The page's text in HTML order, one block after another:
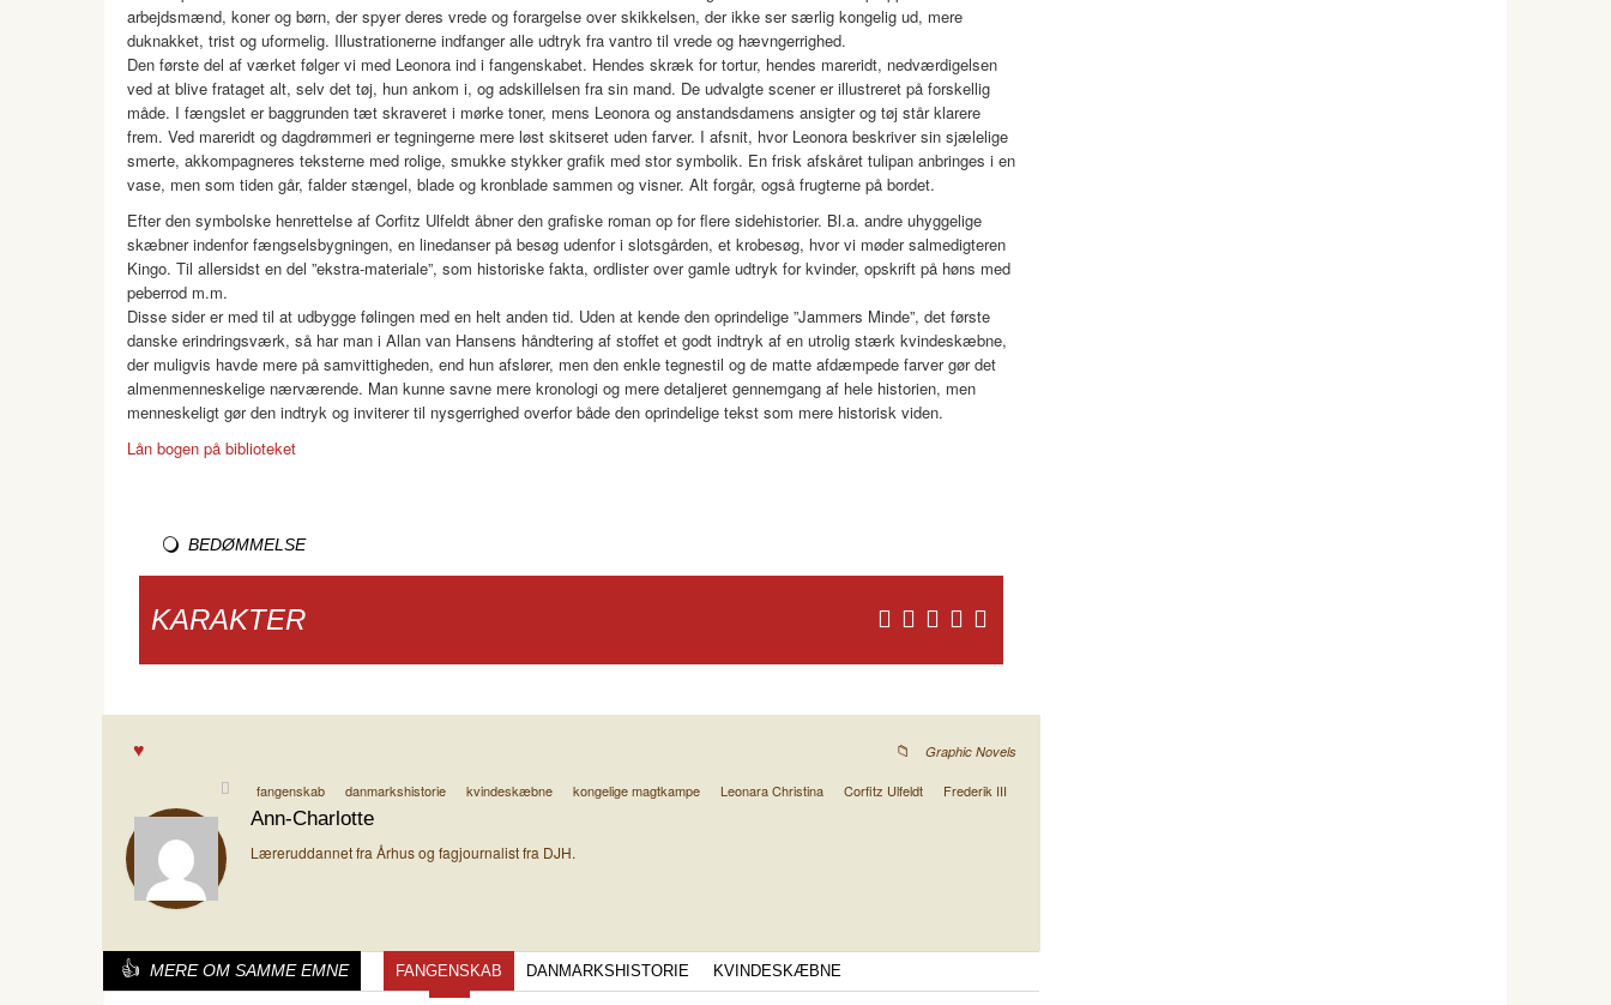
arbejdsmænd, koner og børn, der spyer deres vrede og forargelse over skikkelsen, der ikke ser særlig kongelig ud, mere
duknakket, trist og uformelig. Illustrationerne indfanger alle udtryk fra vantro til vrede og hævngerrighed.
Den første del af værket følger vi med Leonora ind i fangenskabet. Hendes skræk for tortur, hendes mareridt, nedværdigelsen
ved at blive frataget alt, selv det tøj, hun ankom i, og adskillelsen fra sin mand. De udvalgte scener er illustreret på forskellig
måde. I fængslet er baggrunden tæt skraveret i mørke toner, mens Leonora og anstandsdamens ansigter og tøj står klarere
frem. Ved mareridt og dagdrømmeri er tegningerne mere løst skitseret uden farver. I afsnit, hvor Leonora beskriver sin sjælelige
smerte, akkompagneres teksterne med rolige, smukke stykker grafik med stor symbolik. En frisk afskåret tulipan anbringes i en
vase, men som tiden går, falder stængel, blade og kronblade sammen og visner. Alt forgår, også frugterne på bordet.
Efter den symbolske henrettelse af Corfitz Ulfeldt åbner den grafiske roman op for flere sidehistorier. Bl.a. andre uhyggelige
skæbner indenfor fængselsbygningen, en linedanser på besøg udenfor i slotsgården, et krobesøg, hvor vi møder salmedigteren
Kingo. Til allersidst en del ”ekstra-materiale”, som historiske fakta, ordlister over gamle udtryk for kvinder, opskrift på høns med
peberrod m.m.
Disse sider er med til at udbygge følingen med en helt anden tid. Uden at kende den oprindelige ”Jammers Minde”, det første
danske erindringsværk, så har man i Allan van Hansens håndtering af stoffet et godt indtryk af en utrolig stærk kvindeskæbne,
der muligvis havde mere på samvittigheden, end hun afslører, men den enkle tegnestil og de matte afdæmpede farver gør det
almenmenneskelige nærværende. Man kunne savne mere kronologi og mere detaljeret gennemgang af hele historien, men
menneskeligt gør den indtryk og inviterer til nysgerrighed overfor både den oprindelige tekst som mere historisk viden.
Lån bogen på biblioteket
BEDØMMELSE
KARAKTER
Graphic Novels
fangenskab danmarkshistorie kvindeskæbne kongelige magtkampe Leonara Christina Corfitz Ulfeldt Frederik III
Ann-Charlotte
Læreruddannet fra Århus og fagjournalist fra DJH.
MERE OM SAMME EMNE FANGENSKAB DANMARKSHISTORIE KVINDESKÆBNE